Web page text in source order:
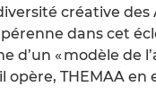
créative des
dans cet
d’un « modèle de
opère, THEMAA en